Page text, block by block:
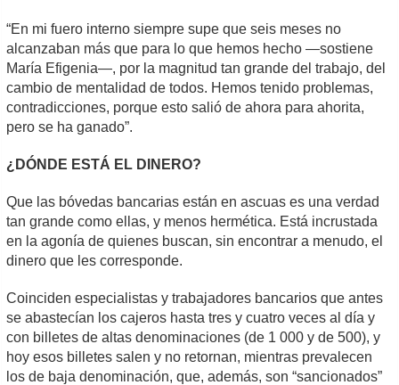
“En mi fuero interno siempre supe que seis meses no
alcanzaban más que para lo que hemos hecho —sostiene
María Efigenia—, por la magnitud tan grande del trabajo, del
cambio de mentalidad de todos. Hemos tenido problemas,
contradicciones, porque esto salió de ahora para ahorita,
pero se ha ganado”.
¿DÓNDE ESTÁ EL DINERO?
Que las bóvedas bancarias están en ascuas es una verdad
tan grande como ellas, y menos hermética. Está incrustada
en la agonía de quienes buscan, sin encontrar a menudo, el
dinero que les corresponde.
Coinciden especialistas y trabajadores bancarios que antes
se abastecían los cajeros hasta tres y cuatro veces al día y
con billetes de altas denominaciones (de 1 000 y de 500), y
hoy esos billetes salen y no retornan, mientras prevalecen
los de baja denominación, que, además, son “sancionados”